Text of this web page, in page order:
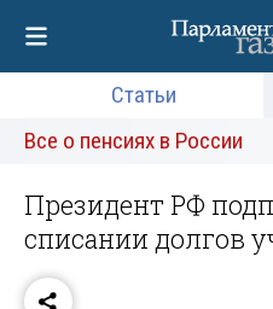
Статьи
Все о пенсиях в России
Президент РФ
списании долгов